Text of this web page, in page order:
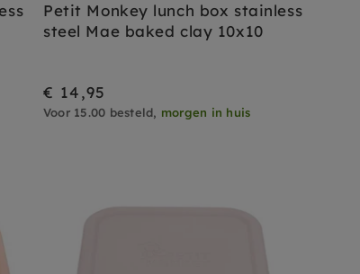
Petit Monkey lunch box stainless
steel Mae baked clay 10x10
€ 14,95
Voor 15.00 besteld, morgen in huis